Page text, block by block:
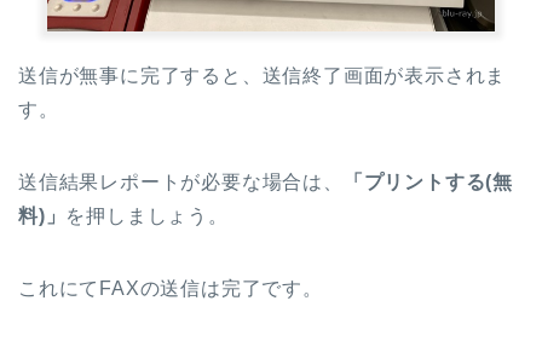
送信が無事に完了すると、送信終了画面が表示されま
す。
送信結果レポートが必要な場合は、
「プリントする(無
料)」 を押しましょう。
これにてFAXの送信は完了です。